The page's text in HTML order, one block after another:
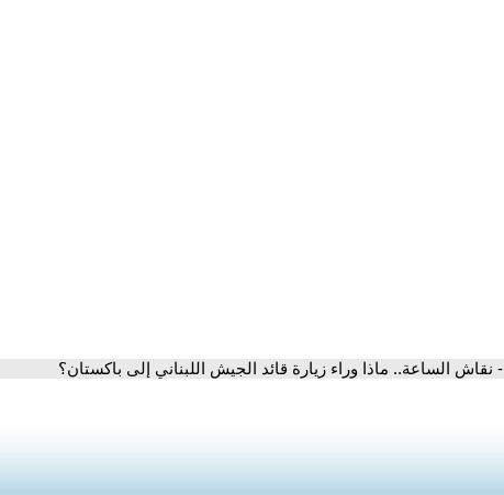
- نقاش الساعة.. ماذا وراء زيارة قائد الجيش اللبناني إلى باكستان؟